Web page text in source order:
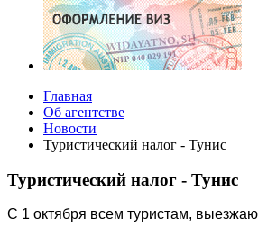
Главная
Об агентстве
Новости
Туристический налог - Тунис
Туристический налог - Тунис
С 1 октября всем туристам,